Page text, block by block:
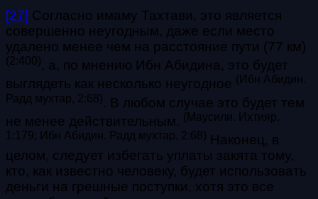
[27] Согласно имаму Тахтави, это является
совершенно неугодным, даже если место
удалено менее чем на расстояние пути (77 км)
(2:400), а, по мнению Ибн Абидина, это будет
выглядеть как несколько неугодное (Ибн Абидин.
Радд мухтар, 2:68). В любом случае это будет тем
не менее действительным. (Маусили. Ихтияр,
1:179; Ибн Абидин. Радд мухтар, 2:68) Наконец, в
целом, следует избегать уплаты закята тому,
кто, как известно человеку, будет использовать
деньги на грешные поступки, хотя это все